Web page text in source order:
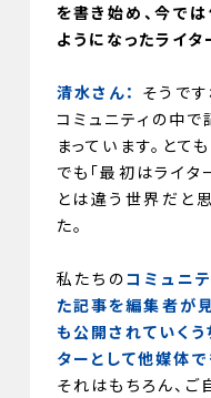
を書き始め、今で
ようになったライタ
清水さん： そうで
コミュニティの中
まっています。と
でも「最初はライ
とは違う世界だと
た。
私たちのコミュニ
た記事を編集者が
も公開されていく
ターとして他媒体
それはもちろん、